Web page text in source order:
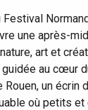
Festival
une après-
art et
guidée au cœur
un écrin
où petits et